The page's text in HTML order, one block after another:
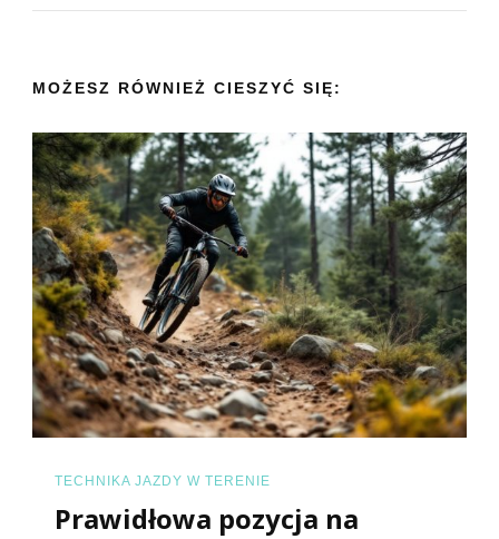
MOŻESZ RÓWNIEŻ CIESZYĆ SIĘ:
TECHNIKA JAZDY W TERENIE
Prawidłowa pozycja na